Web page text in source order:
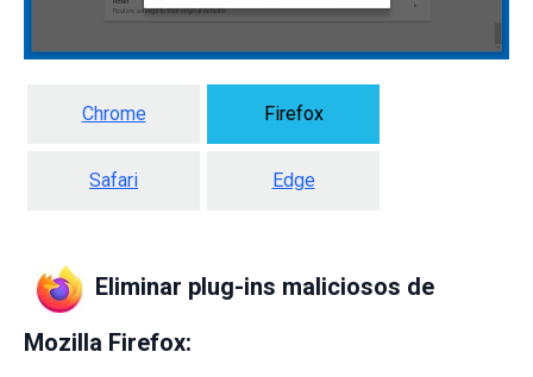
Chrome Firefox
Safari Edge
Eliminar plug-ins maliciosos de
Mozilla Firefox: